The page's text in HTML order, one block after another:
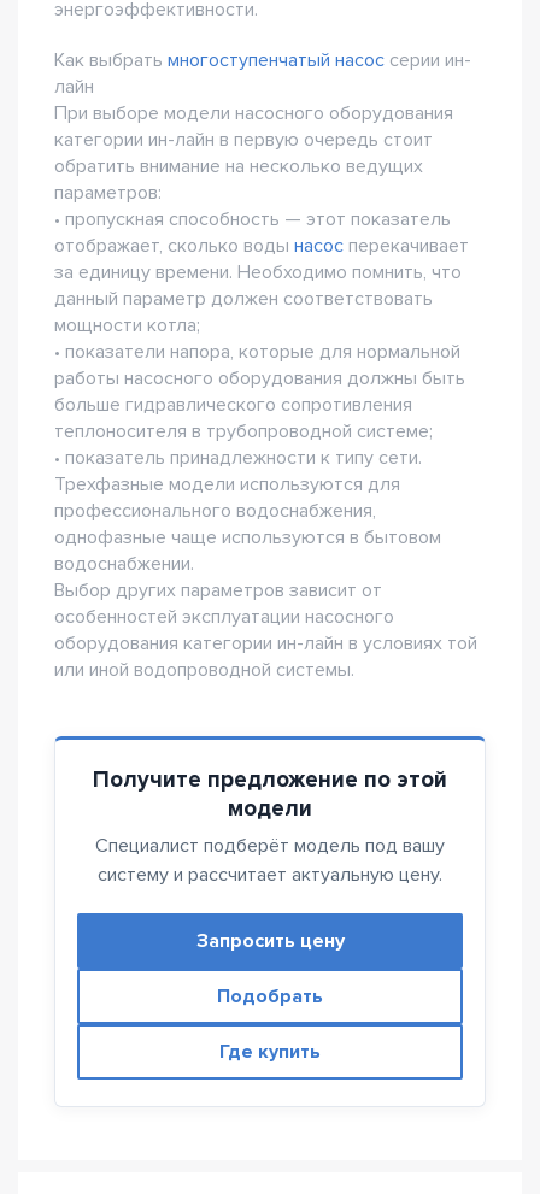
энергоэффективности.
Как выбрать многоступенчатый насос серии ин-
лайн
При выборе модели насосного оборудования
категории ин-лайн в первую очередь стоит
обратить внимание на несколько ведущих
параметров:
• пропускная способность — этот показатель
отображает, сколько воды насос перекачивает
за единицу времени. Необходимо помнить, что
данный параметр должен соответствовать
мощности котла;
• показатели напора, которые для нормальной
работы насосного оборудования должны быть
больше гидравлического сопротивления
теплоносителя в трубопроводной системе;
• показатель принадлежности к типу сети.
Трехфазные модели используются для
профессионального водоснабжения,
однофазные чаще используются в бытовом
водоснабжении.
Выбор других параметров зависит от
особенностей эксплуатации насосного
оборудования категории ин-лайн в условиях той
или иной водопроводной системы.
Получите предложение по этой
модели
Специалист подберёт модель под вашу
систему и рассчитает актуальную цену.
Запросить цену
Подобрать
Где купить